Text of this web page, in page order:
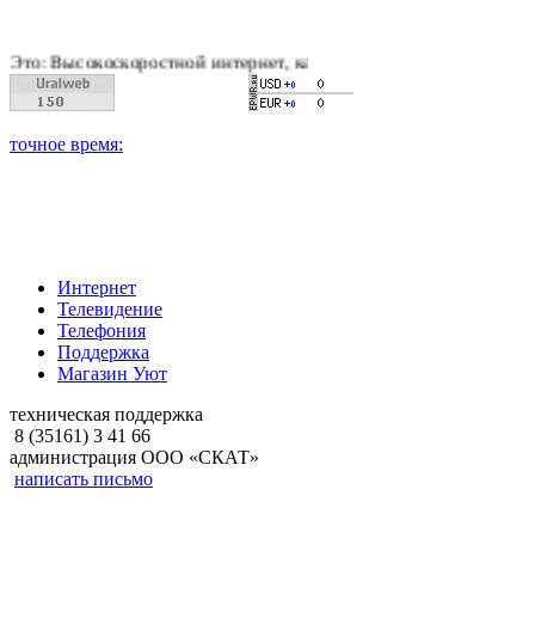
интернет, качественное цифровое и кабельное
Интернет
Телевидение
Телефония
Поддержка
Магазин Уют
техническая поддержка
8 (35161) 3 41 66
администрация ООО «СКАТ»
написать письмо